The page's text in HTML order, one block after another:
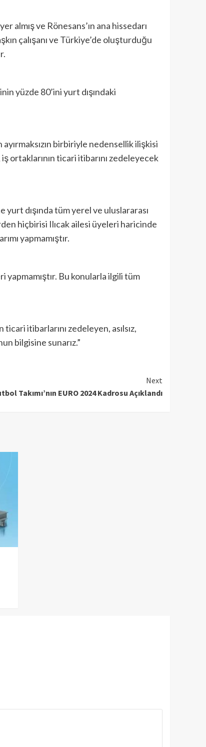
ve Rönesans’ın ana hissedarı
çalışanı ve Türkiye’de oluşturduğu
yüzde 80’ini yurt dışındaki
birbiriyle nedensellik ilişkisi
ortaklarının ticari itibarını zedeleyecek
dışında tüm yerel ve uluslararası
hiçbirisi Ilıcak ailesi üyeleri haricinde
yapmamıştır.
yapmamıştır. Bu konularla ilgili tüm
itibarlarını zedeleyen, asılsız,
bilgisine sunarız.”
Next
Takımı’nın EURO 2024 Kadrosu Açıklandı